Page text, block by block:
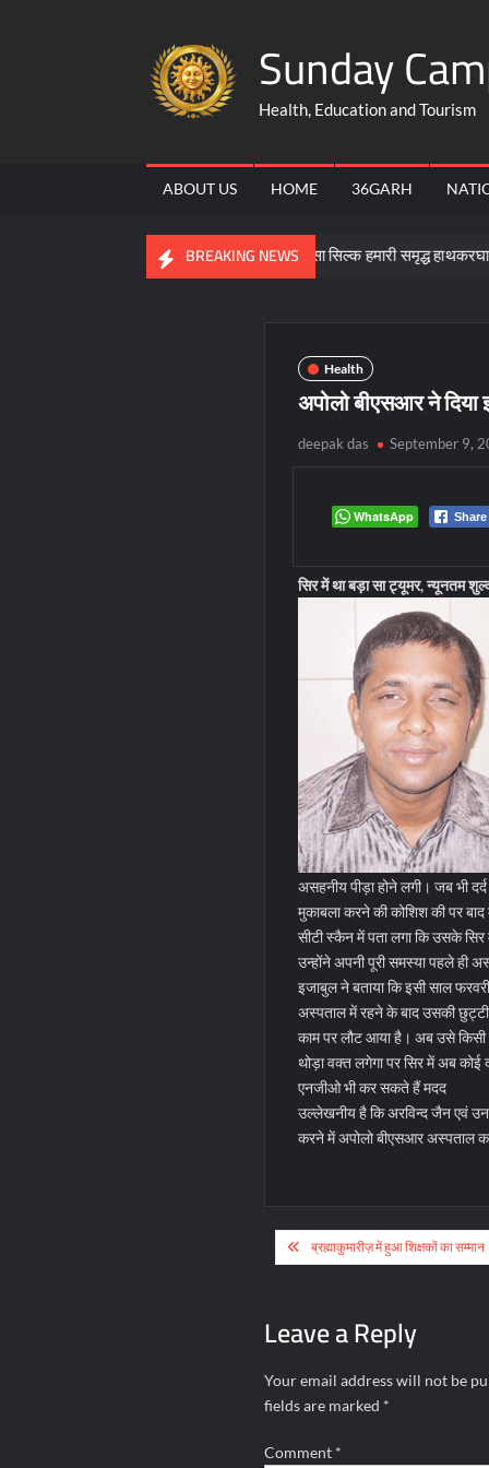
Sunday
Health, Education and Tourism
ABOUT US HOME 36GARH
BREAKING NEWS
कोसा सिल्क हमारी समृद्ध हाथकरघा और
Health
अपोलो बीएसआर ने
deepak das September 9,
WhatsApp Share
सिर में था बड़ा सा ट्यूमर, न्यूनतम
असहनीय पीड़ा होने लगी। जब भी
मुकाबला करने की कोशिश की पर बाद
सीटी स्कैन में पता लगा कि उसके
उन्होंने अपनी पूरी समस्या पहले ही
इजाबुल ने बताया कि इसी साल
अस्पताल में रहने के बाद उसकी
काम पर लौट आया है। अब उसे किसी
थोड़ा वक्त लगेगा पर सिर में अब कोई
एनजीओ भी कर सकते हैं मदद
उल्लेखनीय है कि अरविन्द जैन एवं उनके
करने में अपोलो बीएसआर अस्पताल
Post
navigation
ब्रह्माकुमारीज़ में हुआ शिक्षकों का सम्मान
Leave a Reply
Your email address will not be
fields are marked *
Comment *